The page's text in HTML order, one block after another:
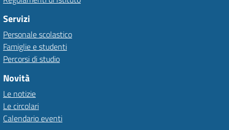
Servizi
Personale scolastico
Famiglie e studenti
Percorsi di studio
Novità
Le notizie
Le circolari
Calendario eventi